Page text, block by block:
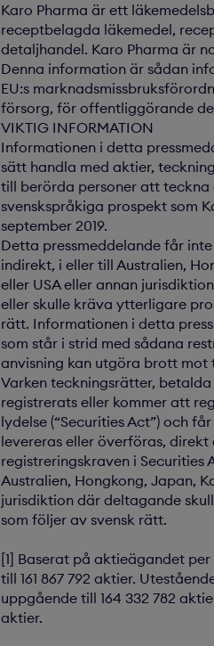
Karo Pharma är ett
receptbelagda läkemedel,
detaljhandel. Karo Pharma är
Denna information är sådan
EU:s
försorg, för offentliggörande
VIKTIG INFORMATION
Informationen i detta
sätt handla med aktier,
till berörda personer att teckna
svenskspråkiga prospekt som
september 2019.
Detta pressmeddelande får
indirekt, i eller till Australien,
eller USA eller annan
eller skulle kräva ytterligare
rätt. Informationen i detta
som står i strid med sådana
anvisning kan utgöra brott
Varken teckningsrätter,
registrerats eller kommer att
lydelse (“Securities Act”) och
levereras eller överföras,
registreringskraven i Securities
Australien, Hongkong, Japan,
jurisdiktion där deltagande
som följer av svensk rätt.
[1] Baserat på aktieägandet
till 161 867 792 aktier.
uppgående till 164 332 782
aktier.